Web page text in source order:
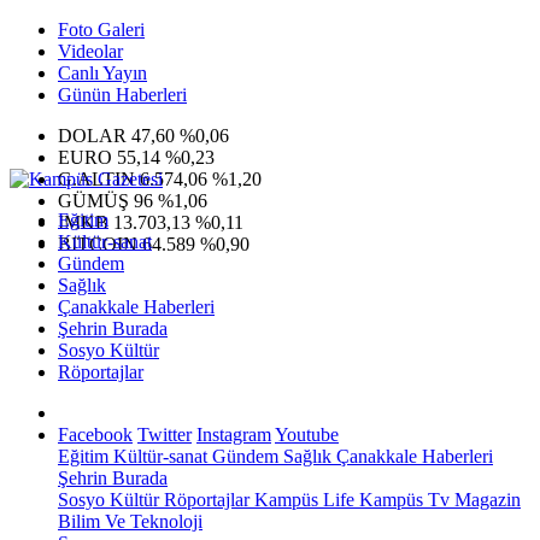
Foto Galeri
Videolar
Canlı Yayın
Günün Haberleri
DOLAR 47,60 %0,06
EURO 55,14 %0,23
G.ALTIN6.574,06 %1,20
GÜMÜŞ 96 %1,06
IMKB 13.703,13 %0,11
BITCOIN64.589 %0,90
Eğitim
Kültür-sanat
Gündem
Sağlık
Çanakkale Haberleri
Şehrin Burada
Sosyo Kültür
Röportajlar
Facebook Twitter InstagramYoutube
Eğitim Kültür-sanat Gündem Sağlık Çanakkale Haberleri
Şehrin Burada
Sosyo KültürRöportajlarKampüs Life Kampüs Tv Magazin
Bilim Ve Teknoloji